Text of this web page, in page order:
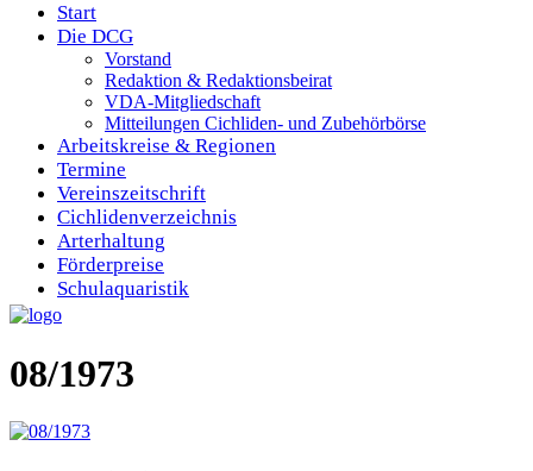
Start
Die DCG
Vorstand
Redaktion & Redaktionsbeirat
VDA-Mitgliedschaft
Mitteilungen Cichliden- und Zubehörbörse
Arbeitskreise & Regionen
Termine
Vereinszeitschrift
Cichlidenverzeichnis
Arterhaltung
Förderpreise
Schulaquaristik
08/1973